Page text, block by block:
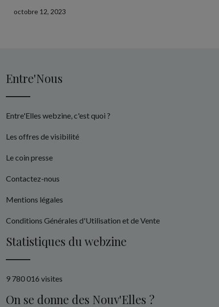
octobre 12, 2023
Entre'Nous
Entre'Elles webzine, c'est quoi ?
Les offres de visibilité
Le coin presse
Contactez-nous
Mentions légales
Conditions Générales d'Utilisation et de Vente
Statistiques du webzine
9 780 016 visites
On se donne des Nouv'Elles ?